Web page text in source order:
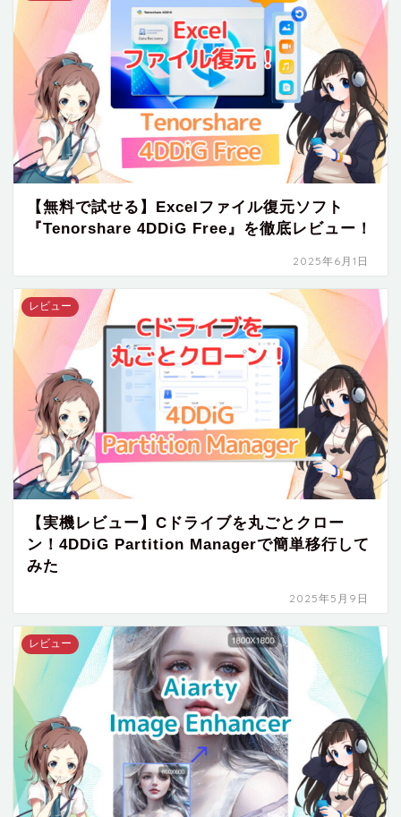
【無料で試せる】Excelファイル復元ソフト
『Tenorshare 4DDiG Free』を徹底レビュー！
2025年6月1日
レビュー
【実機レビュー】Cドライブを丸ごとクロー
ン！4DDiG Partition Managerで簡単移行して
みた
2025年5月9日
レビュー